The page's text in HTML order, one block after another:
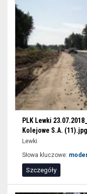
PLK Lewki
Kolejowe S.A. (11).jpg
Lewki
Słowa kluczowe:
Szczegóły